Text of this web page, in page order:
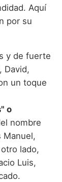
Aquí
por su
y de fuerte
David,
un toque
o
nombre
Manuel,
lado,
Luis,